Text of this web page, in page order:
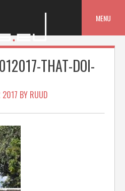
MENU
THAT-DOI-
2017 BY RUUD